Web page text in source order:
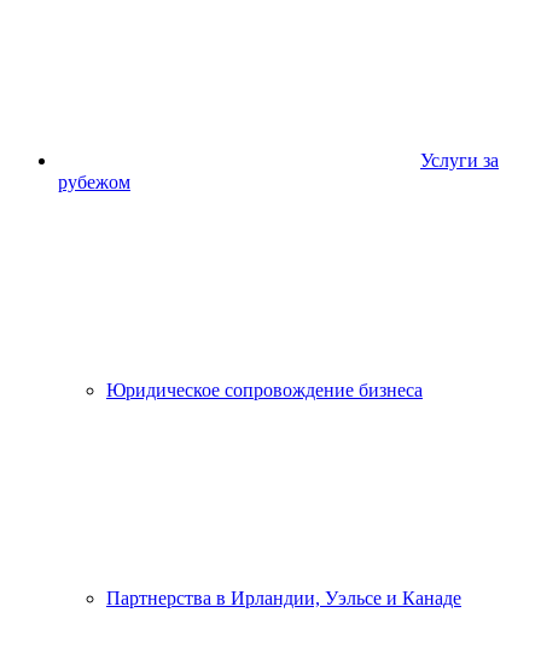
Услуги за
рубежом
Юридическое сопровождение бизнеса
Партнерства в Ирландии, Уэльсе и Канаде